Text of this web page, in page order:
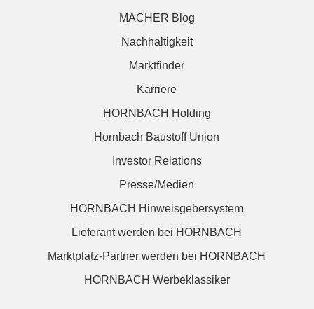
MACHER Blog
Nachhaltigkeit
Marktfinder
Karriere
HORNBACH Holding
Hornbach Baustoff Union
Investor Relations
Presse/Medien
HORNBACH Hinweisgebersystem
Lieferant werden bei HORNBACH
Marktplatz-Partner werden bei HORNBACH
HORNBACH Werbeklassiker